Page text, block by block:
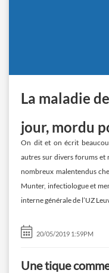
La maladie
jour, mordu
On dit et on écrit
autres sur divers forums et
nombreux malentendus
Munter, infectiologue et
interne générale de l’UZ
20/05/2019 1:59PM
Une tique